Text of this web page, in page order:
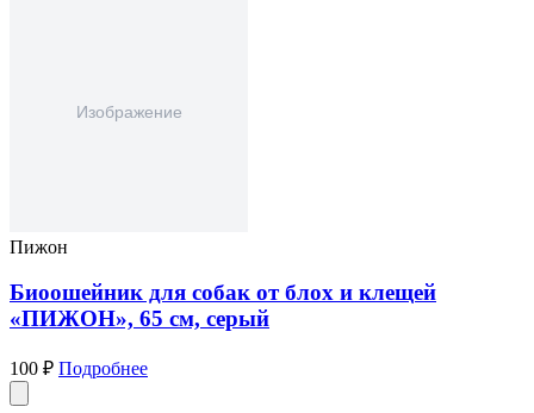
Пижон
Биоошейник для собак от блох и клещей
«ПИЖОН», 65 см, серый
100 ₽ Подробнее